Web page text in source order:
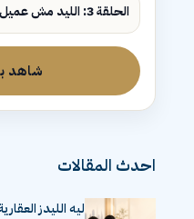
الحلقة 3: الليد مش عميل
شاهد
احدث المقالات
ليه الليدز